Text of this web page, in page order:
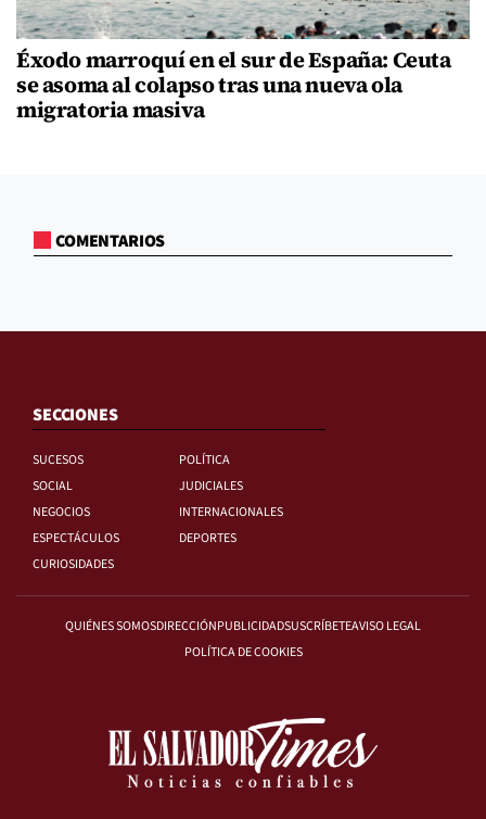
Éxodo marroquí en el sur de España: Ceuta
se asoma al colapso tras una nueva ola
migratoria masiva
COMENTARIOS
SECCIONES
SUCESOS
POLÍTICA
SOCIAL
JUDICIALES
NEGOCIOS
INTERNACIONALES
ESPECTÁCULOS
DEPORTES
CURIOSIDADES
QUIÉNES SOMOSDIRECCIÓNPUBLICIDADSUSCRÍBETEAVISO LEGAL
POLÍTICA DE COOKIES